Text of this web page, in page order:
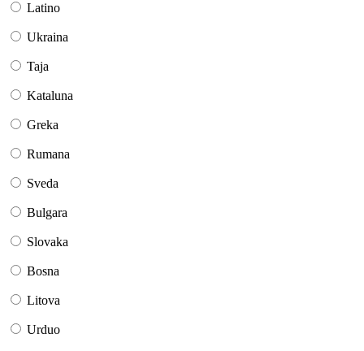
Latino
Ukraina
Taja
Kataluna
Greka
Rumana
Sveda
Bulgara
Slovaka
Bosna
Litova
Urduo